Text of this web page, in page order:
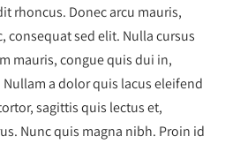
rhoncus. Donec arcu mauris,
consequat sed elit. Nulla cursus
mauris, congue quis dui in,
a dolor quis lacus eleifend
sagittis quis lectus et,
Nunc quis magna nibh. Proin id